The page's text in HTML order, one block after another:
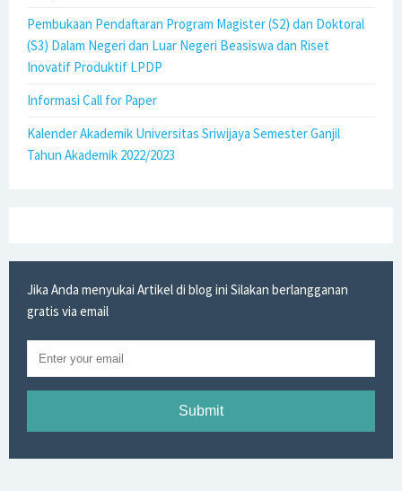
Pembukaan Pendaftaran Program Magister (S2) dan Doktoral
(S3) Dalam Negeri dan Luar Negeri Beasiswa dan Riset
Inovatif Produktif LPDP
Informasi Call for Paper
Kalender Akademik Universitas Sriwijaya Semester Ganjil
Tahun Akademik 2022/2023
Jika Anda menyukai Artikel di blog ini Silakan berlangganan
gratis via email